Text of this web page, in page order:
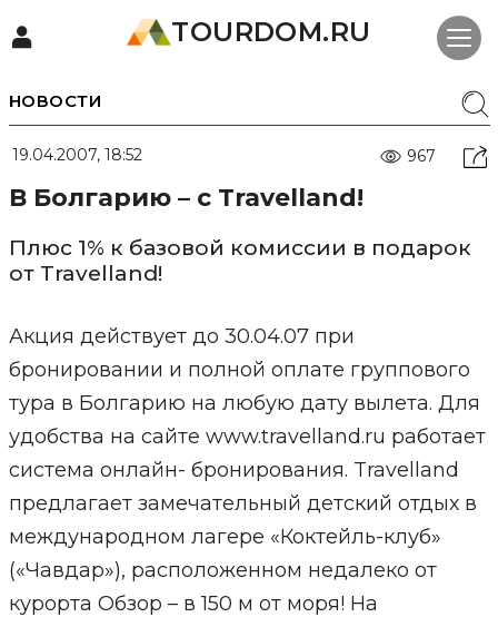
TOURDOM.RU
НОВОСТИ
19.04.2007, 18:52 967
В Болгарию – с Travelland!
Плюс 1% к базовой комиссии в подарок
от Travelland!
Акция действует до 30.04.07 при
бронировании и полной оплате группового
тура в Болгарию на любую дату вылета. Для
удобства на сайте www.travelland.ru работает
система онлайн- бронирования. Travelland
предлагает замечательный детский отдых в
международном лагере «Коктейль-клуб»
(«Чавдар»), расположенном недалеко от
курорта Обзор – в 150 м от моря! На